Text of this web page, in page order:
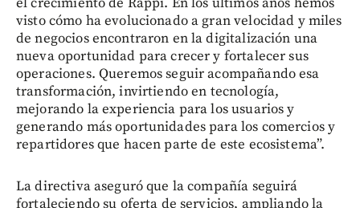
visto cómo ha evolucionado a gran velocidad y miles
de negocios encontraron en la digitalización una
nueva oportunidad para crecer y fortalecer sus
operaciones. Queremos seguir acompañando esa
transformación, invirtiendo en tecnología,
mejorando la experiencia para los usuarios y
generando más oportunidades para los comercios y
repartidores que hacen parte de este ecosistema”.
La directiva aseguró que la compañía seguirá
fortaleciendo su oferta de servicios, ampliando la